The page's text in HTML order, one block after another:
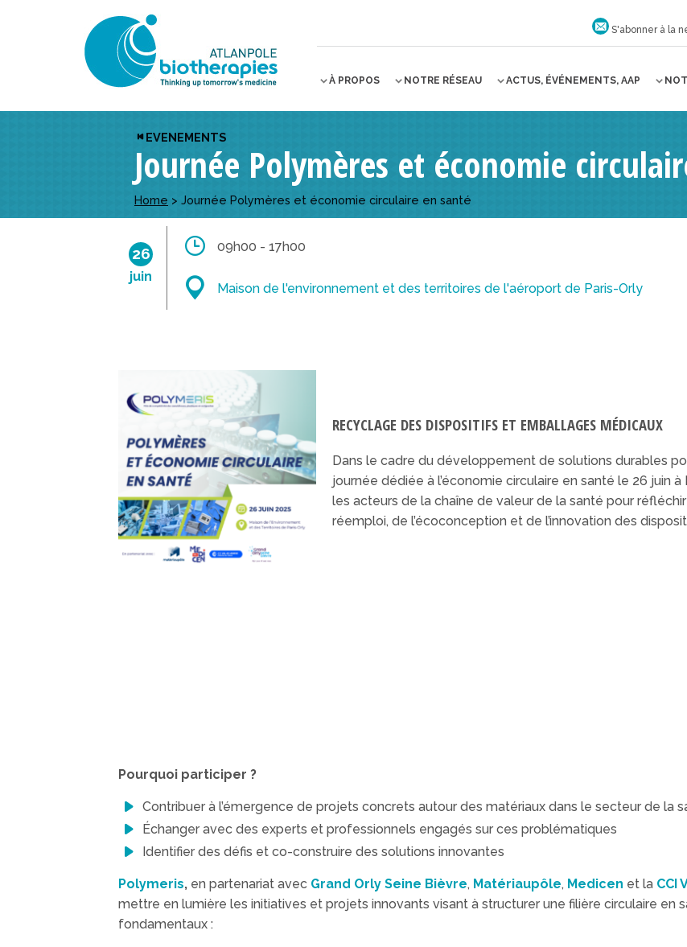
S'abonner à la
À PROPOS NOTRE RÉSEAU ACTUS, ÉVÉNEMENTS, AAP
EVENEMENTS
Journée Polymères et économie
Home > Journée Polymères et économie circulaire en santé
26
juin
09h00 - 17h00
Maison de l'environnement et des territoires de l'aéroport de Paris-Orly
RECYCLAGE DES DISPOSITIFS ET EMBALLAGES MÉDICAUX
Dans le cadre du développement de solutions durables
journée dédiée à l’économie circulaire en santé le 26 juin
les acteurs de la chaîne de valeur de la santé pour
réemploi, de l’écoconception et de l’innovation des
Pourquoi participer ?
Contribuer à l’émergence de projets concrets autour des matériaux dans le secteur de la
Échanger avec des experts et professionnels engagés sur ces problématiques
Identifier des défis et co-construire des solutions innovantes
Polymeris, en partenariat avec Grand Orly Seine Bièvre, Matériaupôle, Medicen et la CCI
mettre en lumière les initiatives et projets innovants visant à structurer une filière circulaire en
fondamentaux :